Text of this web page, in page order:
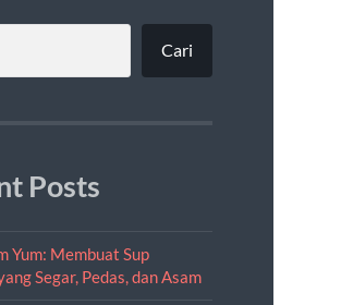
Cari
Posts
Yum: Membuat Sup
Segar, Pedas, dan Asam